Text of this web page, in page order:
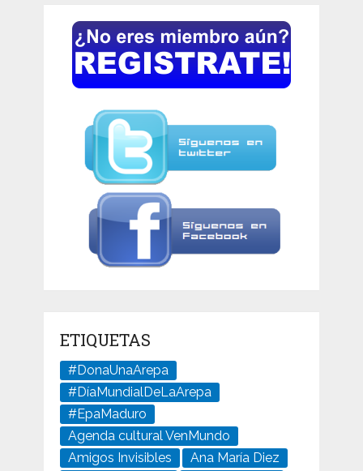
ETIQUETAS
#DonaUnaArepa
#DíaMundialDeLaArepa
#EpaMaduro
Agenda cultural VenMundo
Amigos Invisibles
Ana María Diez